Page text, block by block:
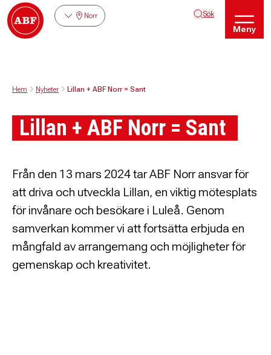
Norr Sök
Meny
Hem Nyheter Lillan + ABF Norr = Sant
Lillan + ABF Norr = Sant
Från den 13 mars 2024 tar ABF Norr ansvar för
att driva och utveckla Lillan, en viktig mötesplats
för invånare och besökare i Luleå. Genom
samverkan kommer vi att fortsätta erbjuda en
mångfald av arrangemang och möjligheter för
gemenskap och kreativitet.